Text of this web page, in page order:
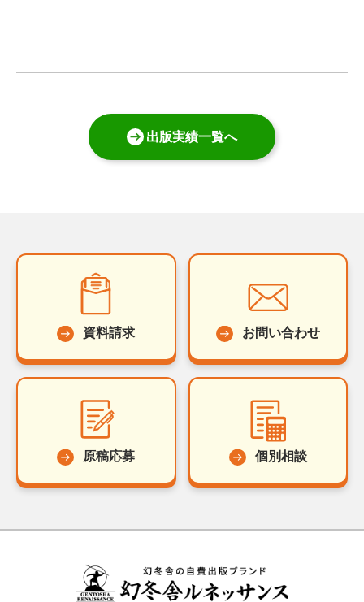
出版実績一覧へ
資料請求 お問い合わせ
原稿応募 個別相談